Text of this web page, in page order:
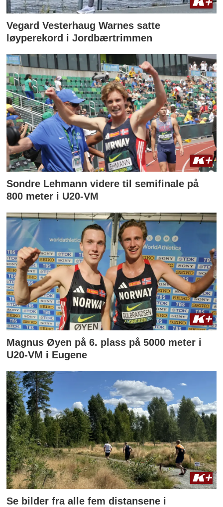
Vegard Vesterhaug Warnes satte
løyperekord i Jordbærtrimmen
Sondre Lehmann videre til semifinale på
800 meter i U20-VM
Magnus Øyen på 6. plass på 5000 meter i
U20-VM i Eugene
Se bilder fra alle fem distansene i